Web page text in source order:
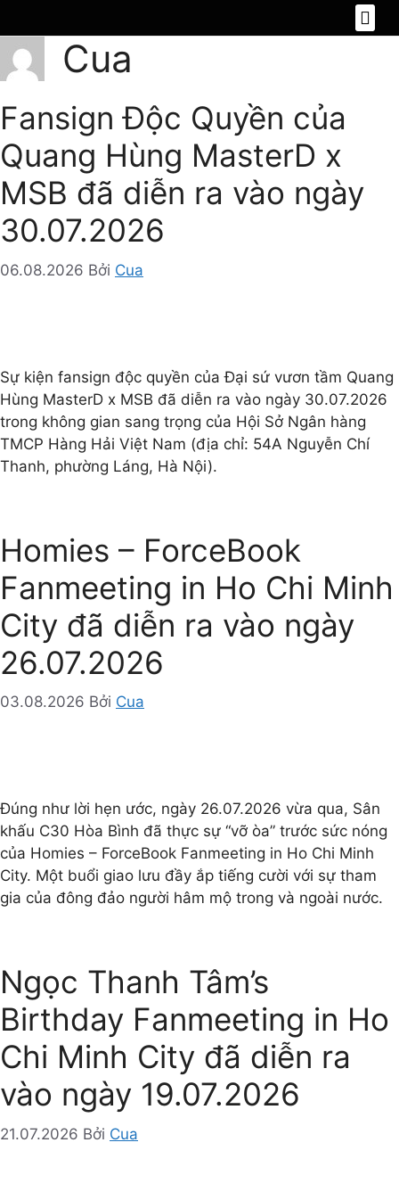
Cua
Fansign Độc Quyền của
Quang Hùng MasterD x
MSB đã diễn ra vào ngày
30.07.2026
06.08.2026 Bởi Cua
Sự kiện fansign độc quyền của Đại sứ vươn tầm Quang
Hùng MasterD x MSB đã diễn ra vào ngày 30.07.2026
trong không gian sang trọng của Hội Sở Ngân hàng
TMCP Hàng Hải Việt Nam (địa chỉ: 54A Nguyễn Chí
Thanh, phường Láng, Hà Nội).
Homies – ForceBook
Fanmeeting in Ho Chi Minh
City đã diễn ra vào ngày
26.07.2026
03.08.2026 Bởi Cua
Đúng như lời hẹn ước, ngày 26.07.2026 vừa qua, Sân
khấu C30 Hòa Bình đã thực sự “vỡ òa” trước sức nóng
của Homies – ForceBook Fanmeeting in Ho Chi Minh
City. Một buổi giao lưu đầy ắp tiếng cười với sự tham
gia của đông đảo người hâm mộ trong và ngoài nước.
Ngọc Thanh Tâm’s
Birthday Fanmeeting in Ho
Chi Minh City đã diễn ra
vào ngày 19.07.2026
21.07.2026 Bởi Cua